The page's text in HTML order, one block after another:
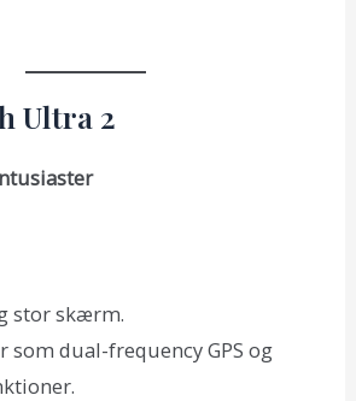
Ultra 2
stor skærm.
som dual-frequency GPS og